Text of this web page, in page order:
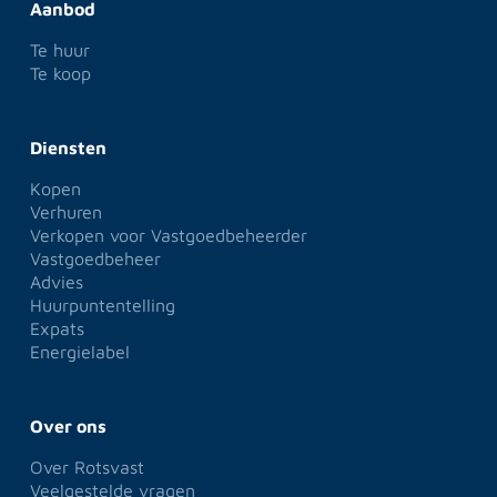
Aanbod
Te huur
Te koop
Diensten
Kopen
Verhuren
Verkopen voor Vastgoedbeheerder
Vastgoedbeheer
Advies
Huurpuntentelling
Expats
Energielabel
Over ons
Over Rotsvast
Veelgestelde vragen